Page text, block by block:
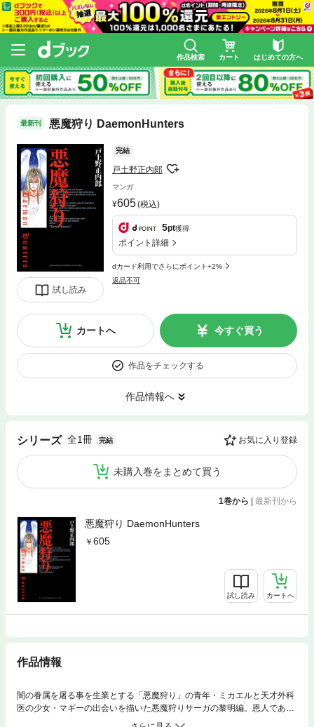
作品検索 カート はじめての方へ
最新刊 悪魔狩り DaemonHunters
試し読み
完結
戸土野正内郎
マンガ
605(税込)
5pt獲得
ポイント詳細
dカード利用でさらにポイント+2%
返品不可
カートへ 今すぐ買う
作品をチェックする
作品情報へ
シリーズ 全1冊 完結 お気に入り登録
未購入巻をまとめて買う
1巻から | 最新刊から
悪魔狩り DaemonHunters
605
試し読み カートへ
作品情報
闇の眷属を屠る事を生業とする「悪魔狩り」の青年・ミカエルと天才外科
医の少女・マギーの出会いを描いた悪魔狩りサーガの黎明編。恩人である
神父様の命日のために幼い頃育った街・レイテルへ向かうマギーは、自ら